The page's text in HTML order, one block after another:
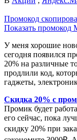
Промокод
Показать промокод
У меня хорошие
сегодня появился
20% на различные
продлили код,
гаджеты,
Скидка 20% с
Промик будет
его сейчас, пока
скидку 20% при